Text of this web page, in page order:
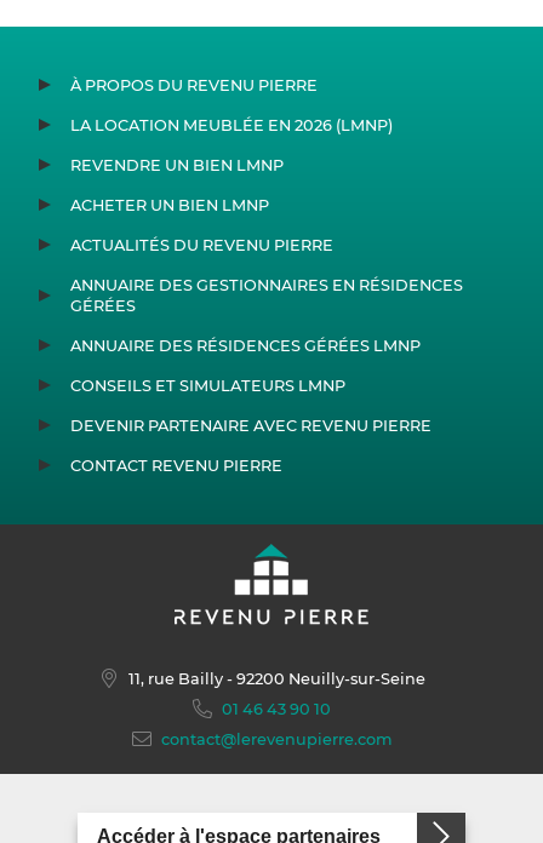
À PROPOS DU REVENU PIERRE
LA LOCATION MEUBLÉE EN 2026 (LMNP)
REVENDRE UN BIEN LMNP
ACHETER UN BIEN LMNP
ACTUALITÉS DU REVENU PIERRE
ANNUAIRE DES GESTIONNAIRES EN RÉSIDENCES
GÉRÉES
ANNUAIRE DES RÉSIDENCES GÉRÉES LMNP
CONSEILS ET SIMULATEURS LMNP
DEVENIR PARTENAIRE AVEC REVENU PIERRE
CONTACT REVENU PIERRE
11, rue Bailly- 92200 Neuilly-sur-Seine
01 46 43 90 10
contact@lerevenupierre.com
Accéder à l'espace partenaires